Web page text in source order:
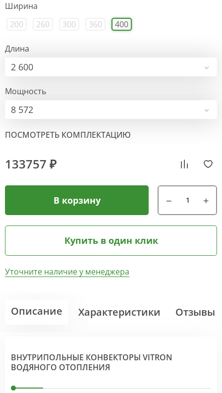
Ширина
200
260 300 360 400
Длина
2 600
Мощность
8 572
ПОСМОТРЕТЬ КОМПЛЕКТАЦИЮ
133757 ₽
В корзину
Купить в один клик
Уточните наличие у менеджера
Описание Характеристики Отзывы
ВНУТРИПОЛЬНЫЕ КОНВЕКТОРЫ VITRON
ВОДЯНОГО ОТОПЛЕНИЯ